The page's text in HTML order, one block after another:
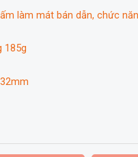
làm mát bán dẫn, chức
185g